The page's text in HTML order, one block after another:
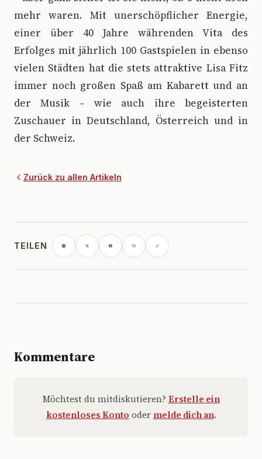
mehr waren. Mit unerschöpflicher Energie,
einer über 40 Jahre währenden Vita des
Erfolges mit jährlich 100 Gastspielen in ebenso
vielen Städten hat die stets attraktive Lisa Fitz
immer noch großen Spaß am Kabarett und an
der Musik – wie auch ihre begeisterten
Zuschauer in Deutschland, Österreich und in
der Schweiz.
Zurück zu allen Artikeln
TEILEN
Kommentare
Möchtest du mitdiskutieren? Erstelle ein
kostenloses Konto oder melde dich an.